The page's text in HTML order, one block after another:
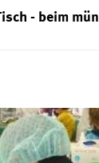
- beim